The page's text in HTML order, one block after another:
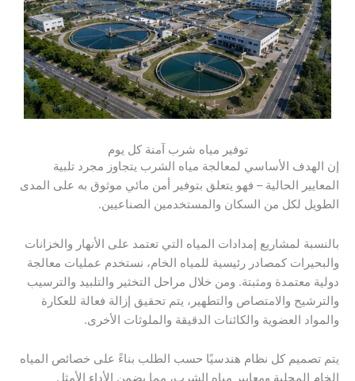
توفير مياه شرب آمنة كل يوم
إن الهدف الأساسي لمعالجة مياه الشرب يتجاوز مجرد تلبية
المعايير الحالية – فهو يتعلق بتوفير أمن مائي موثوق به على المدى
الطويل لكل من السكان والمستخدمين الصناعيين.
بالنسبة لمشاريع إمدادات المياه التي تعتمد على الأنهار والخزانات
والبحيرات كمصادر رئيسية للمياه الخام، نستخدم عمليات معالجة
دولية معتمدة ومثبتة. ومن خلال مراحل التخثير والتلبيد والترسيب
والترشيح والامتصاص والتطهير، يتم تحقيق إزالة فعالة للعكارة
والمواد العضوية والكائنات الدقيقة والملوثات الأخرى.
يتم تصميم كل نظام هندسيًا حسب الطلب بناءً على خصائص المياه
الخام المحلية ومعايير مياه الشرب، مما يضمن الأداء الأمثل